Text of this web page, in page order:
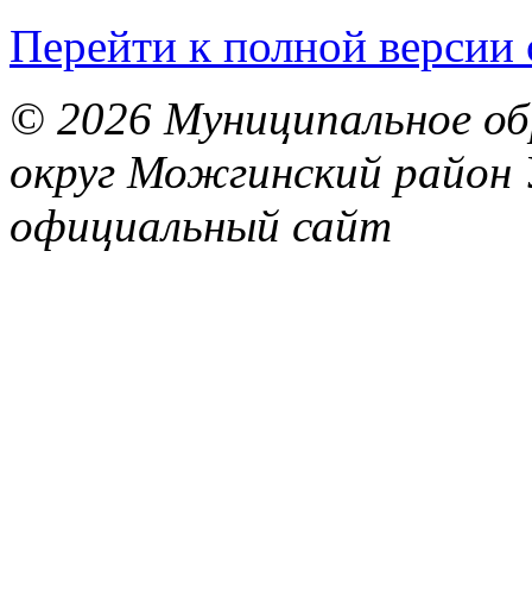
Перейти к полной версии
© 2026 Муниципальное
округ Можгинский район
официальный сайт